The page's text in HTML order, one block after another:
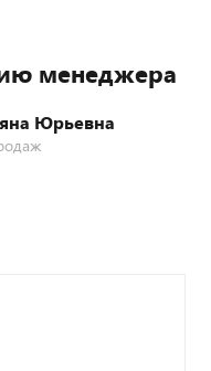
менеджера
Юрьевна